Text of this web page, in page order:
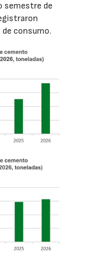
semestre de
consumo.